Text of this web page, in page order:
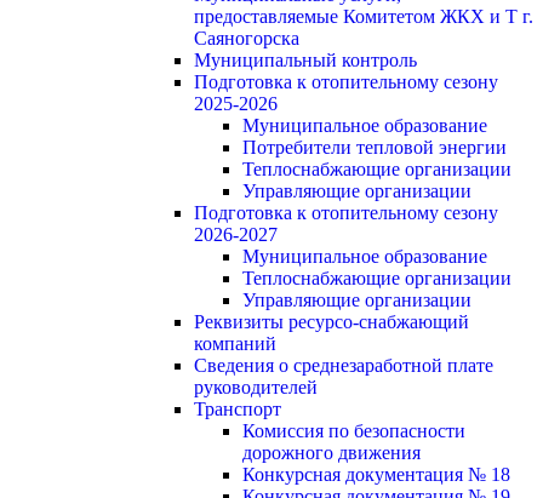
предоставляемые Комитетом ЖКХ и Т г.
Саяногорска
Муниципальный контроль
Подготовка к отопительному сезону
2025-2026
Муниципальное образование
Потребители тепловой энергии
Теплоснабжающие организации
Управляющие организации
Подготовка к отопительному сезону
2026-2027
Муниципальное образование
Теплоснабжающие организации
Управляющие организации
Реквизиты ресурсо-снабжающий
компаний
Сведения о среднезаработной плате
руководителей
Транспорт
Комиссия по безопасности
дорожного движения
Конкурсная документация № 18